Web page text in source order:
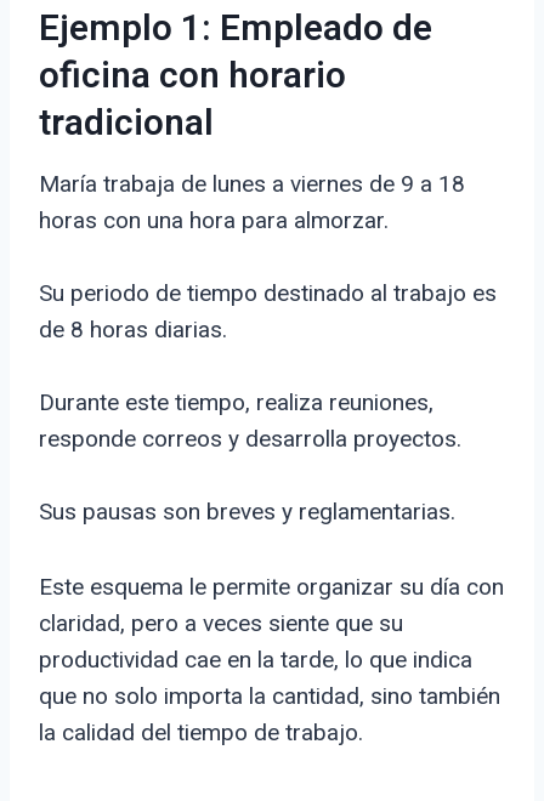
Ejemplo 1: Empleado de
oficina con horario
tradicional
María trabaja de lunes a viernes de 9 a 18
horas con una hora para almorzar.
Su periodo de tiempo destinado al trabajo es
de 8 horas diarias.
Durante este tiempo, realiza reuniones,
responde correos y desarrolla proyectos.
Sus pausas son breves y reglamentarias.
Este esquema le permite organizar su día con
claridad, pero a veces siente que su
productividad cae en la tarde, lo que indica
que no solo importa la cantidad, sino también
la calidad del tiempo de trabajo.